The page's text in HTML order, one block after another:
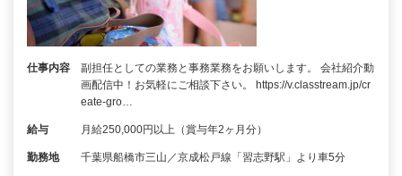
仕事内容
副担任としての業務と事務業務をお願いします。 会社紹介動
画配信中！お気軽にご相談下さい。 https://v.classtream.jp/cr
eate-gro…
給与 月給250,000円以上（賞与年2ヶ月分）
勤務地 千葉県船橋市三山／京成松戸線「習志野駅」より車5分